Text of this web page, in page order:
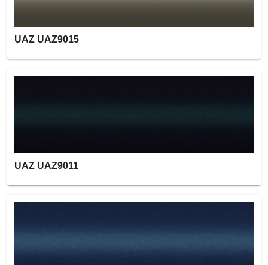
UAZ UAZ9015
UAZ UAZ9011